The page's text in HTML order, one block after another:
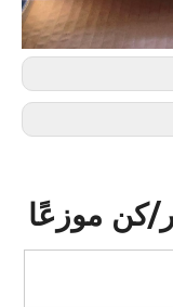
كن موزعًا